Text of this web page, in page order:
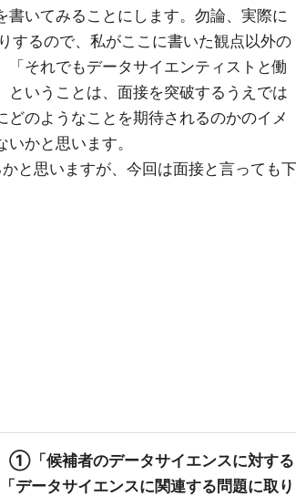
いてみることにします。勿論、実際に
るので、私がここに書いた観点以外の
それでもデータサイエンティストと働
いうことは、面接を突破するうえでは
のようなことを期待されるのかのイメ
かと思います。
と思いますが、今回は面接と言っても下
①「候補者のデータサイエンスに対する
ータサイエンスに関連する問題に取り